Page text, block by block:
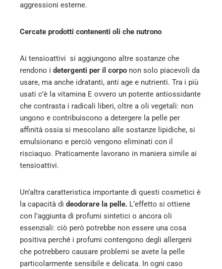
aggressioni esterne.
Cercate prodotti contenenti oli che nutrono
Ai tensioattivi si aggiungono altre sostanze che
rendono i detergenti per il corpo non solo piacevoli da
usare, ma anche idratanti, anti age e nutrienti. Tra i più
usati c’è la vitamina E ovvero un potente antiossidante
che contrasta i radicali liberi, oltre a oli vegetali: non
ungono e contribuiscono a detergere la pelle per
affinità ossia si mescolano alle sostanze lipidiche, si
emulsionano e perciò vengono eliminati con il
risciaquo. Praticamente lavorano in maniera simile ai
tensioattivi.
Un’altra caratteristica importante di questi cosmetici è
la capacità di deodorare la pelle. L’effetto si ottiene
con l’aggiunta di profumi sintetici o ancora oli
essenziali: ciò però potrebbe non essere una cosa
positiva perché i profumi contengono degli allergeni
che potrebbero causare problemi se avete la pelle
particolarmente sensibile e delicata. In ogni caso